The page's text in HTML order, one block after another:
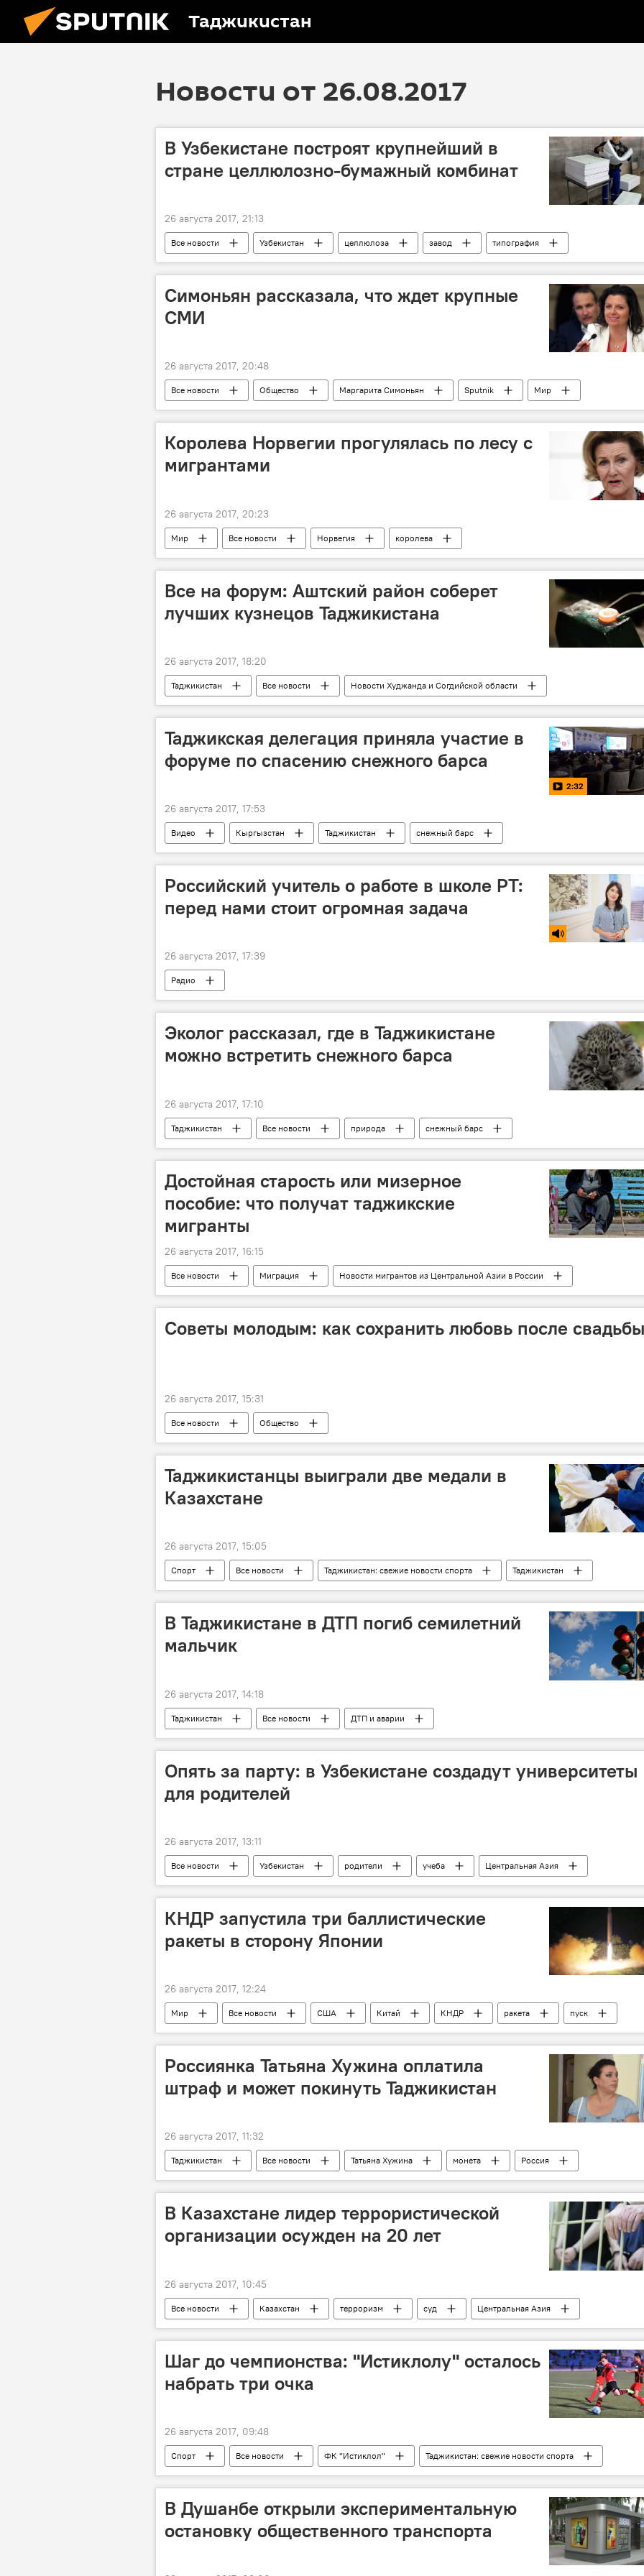
Таджикистан
Новости от 26.08.2017
В Узбекистане построят крупнейший в
стране целлюлозно-бумажный комбинат
26 августа 2017, 21:13
Все новости Узбекистан целлюлоза завод
типография
Центральная Азия
Симоньян рассказала, что ждет крупные
СМИ
26 августа 2017, 20:48
Все новости Общество Маргарита Симоньян Sputnik
Мир
война
Россия
Королева Норвегии прогулялась по лесу с
мигрантами
26 августа 2017, 20:23
Мир Все новости Норвегия королева
Все на форум: Аштский район соберет
лучших кузнецов Таджикистана
26 августа 2017, 18:20
Таджикистан Все новости Новости Худжанда и Согдийской области
Таджикская делегация приняла участие в
форуме по спасению снежного барса
2:32
26 августа 2017, 17:53
Видео Кыргызстан Таджикистан снежный барс
Российский учитель о работе в школе РТ:
перед нами стоит огромная задача
26 августа 2017, 17:39
Радио
Эколог рассказал, где в Таджикистане
можно встретить снежного барса
26 августа 2017, 17:10
Таджикистан Все новости природа снежный барс
Достойная старость или мизерное
пособие: что получат таджикские
мигранты
26 августа 2017, 16:15
Все новости Миграция
Новости мигрантов из Центральной Азии в России
Россия
Таджикистан пенсия
Советы молодым: как сохранить любовь после свадьбы
26 августа 2017, 15:31
Все новости Общество
Таджикистанцы выиграли две медали в
Казахстане
26 августа 2017, 15:05
Спорт Все новости Таджикистан: свежие новости спорта Таджикистан
В Таджикистане в ДТП погиб семилетний
мальчик
26 августа 2017, 14:18
Таджикистан Все новости ДТП и аварии
Опять за парту: в Узбекистане создадут университеты
для родителей
26 августа 2017, 13:11
Все новости Узбекистан родители учеба Центральная Азия
КНДР запустила три баллистические
ракеты в сторону Японии
26 августа 2017, 12:24
Мир Все новости США Китай КНДР ракета пуск
Россиянка Татьяна Хужина оплатила
штраф и может покинуть Таджикистан
26 августа 2017, 11:32
Таджикистан Все новости Татьяна Хужина монета Россия
В Казахстане лидер террористической
организации осужден на 20 лет
26 августа 2017, 10:45
Все новости Казахстан терроризм суд Центральная Азия
Шаг до чемпионства: "Истиклолу" осталось
набрать три очка
26 августа 2017, 09:48
Спорт Все новости ФК "Истиклол"
Таджикистан: свежие новости спорта
Таджикистан
В Душанбе открыли экспериментальную
остановку общественного транспорта